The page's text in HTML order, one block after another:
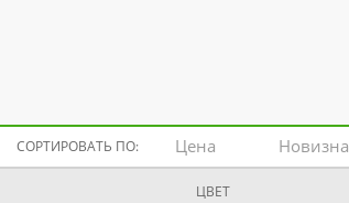
СОРТИРОВАТЬ ПО: Цена Новизна
ЦВЕТ